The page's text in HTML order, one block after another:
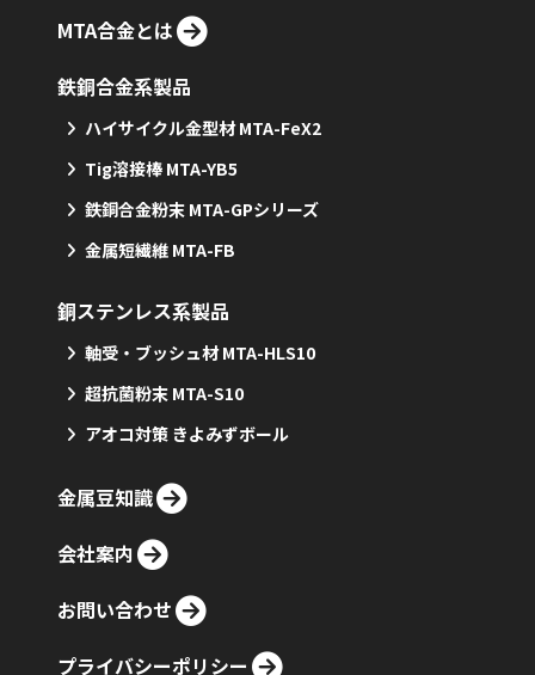
MTA合金とは
鉄銅合金系製品
ハイサイクル金型材 MTA-FeX2
Tig溶接棒 MTA-YB5
鉄銅合金粉末 MTA-GPシリーズ
金属短繊維 MTA-FB
銅ステンレス系製品
軸受・ブッシュ材 MTA-HLS10
超抗菌粉末 MTA-S10
アオコ対策 きよみずボール
金属豆知識
会社案内
お問い合わせ
プライバシーポリシー